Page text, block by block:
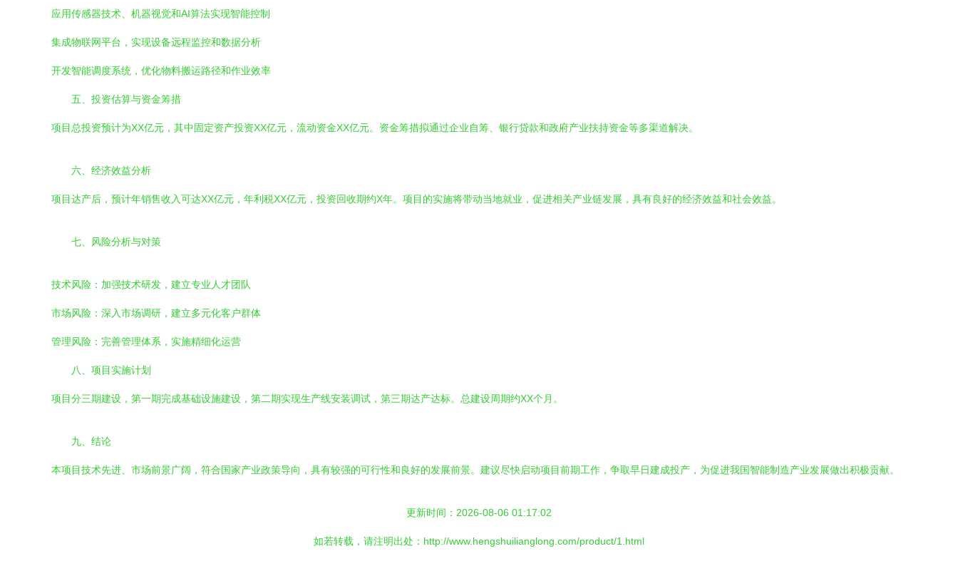
应用传感器技术、机器视觉和AI算法实现智能控制
集成物联网平台，实现设备远程监控和数据分析
开发智能调度系统，优化物料搬运路径和作业效率
五、投资估算与资金筹措
项目总投资预计为XX亿元，其中固定资产投资XX亿元，流动资金XX亿元。资金筹措拟通过企业自筹、银行贷款和政府产业扶持资金等多渠道解决。
六、经济效益分析
项目达产后，预计年销售收入可达XX亿元，年利税XX亿元，投资回收期约X年。项目的实施将带动当地就业，促进相关产业链发展，具有良好的经济效益和社会效益。
七、风险分析与对策
技术风险：加强技术研发，建立专业人才团队
市场风险：深入市场调研，建立多元化客户群体
管理风险：完善管理体系，实施精细化运营
八、项目实施计划
项目分三期建设，第一期完成基础设施建设，第二期实现生产线安装调试，第三期达产达标。总建设周期约XX个月。
九、结论
本项目技术先进、市场前景广阔，符合国家产业政策导向，具有较强的可行性和良好的发展前景。建议尽快启动项目前期工作，争取早日建成投产，为促进我国智能制造产业发展做出积极贡献。
更新时间：2026-08-06 01:17:02
如若转载，请注明出处：http://www.hengshuilianglong.com/product/1.html